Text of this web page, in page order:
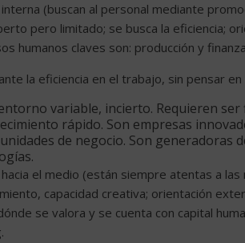
(buscan al personal mediante
pero limitado; se busca la eficiencia;
humanos claves son: producción y
la eficiencia en el trabajo, sin pensar en
variable, incierto. Requieren ser
rápido. Son empresas
de negocio. Son generadoras
el medio (están siempre atentas a las
capacidad creativa; orientación
se valora y se cuenta con capital